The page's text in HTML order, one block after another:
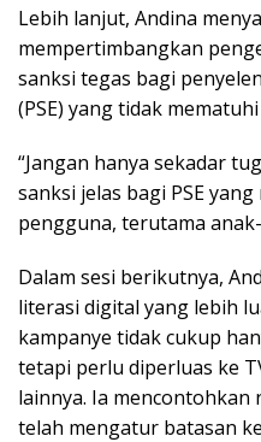
Lebih lanjut, Andina
mempertimbangkan
sanksi tegas bagi
(PSE) yang tidak
“Jangan hanya sekadar
sanksi jelas bagi PSE
pengguna, terutama
Dalam sesi berikutnya,
literasi digital yang lebih
kampanye tidak cukup
tetapi perlu diperluas ke
lainnya. Ia
telah mengatur batasan